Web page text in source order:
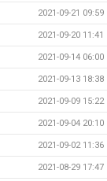
2021-09-21 09:59
2021-09-20 11:41
2021-09-14 06:00
2021-09-13 18:38
2021-09-09 15:22
2021-09-04 20:10
2021-09-02 11:36
2021-08-29 17:47